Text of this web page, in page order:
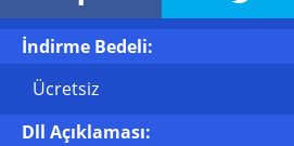
İndirme Bedeli:
Ücretsiz
Dll Açıklaması: